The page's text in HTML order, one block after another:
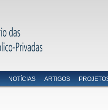
NOTÍCIAS ARTIGOS